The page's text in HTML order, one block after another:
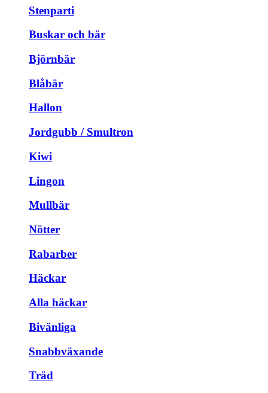
Stenparti
Buskar och bär
Björnbär
Blåbär
Hallon
Jordgubb / Smultron
Kiwi
Lingon
Mullbär
Nötter
Rabarber
Häckar
Alla häckar
Bivänliga
Snabbväxande
Träd